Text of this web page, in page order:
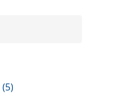
(5)